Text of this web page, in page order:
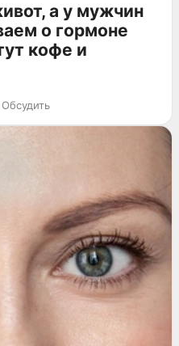
а у мужчин
о гормоне
кофе и
Обсудить